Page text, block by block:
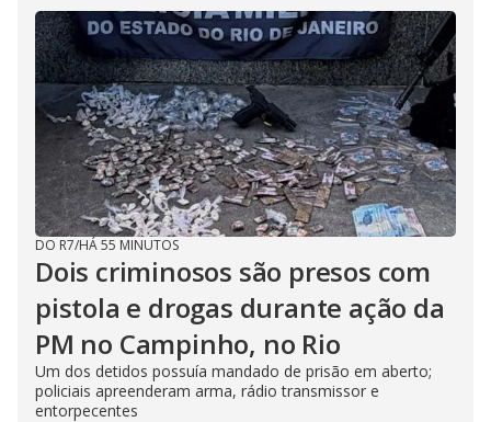
DO R7/HÁ 55 MINUTOS
Dois criminosos são presos com
pistola e drogas durante ação da
PM no Campinho, no Rio
Um dos detidos possuía mandado de prisão em aberto;
policiais apreenderam arma, rádio transmissor e
entorpecentes